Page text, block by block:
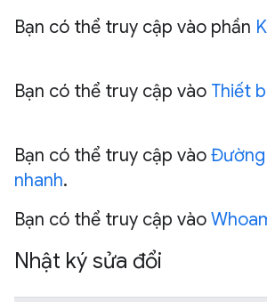
Bạn có thể truy cập vào phần
Bạn có thể truy cập vào Thiết
Bạn có thể truy cập vào
nhanh.
Bạn có thể truy cập vào
Nhật ký sửa đổi